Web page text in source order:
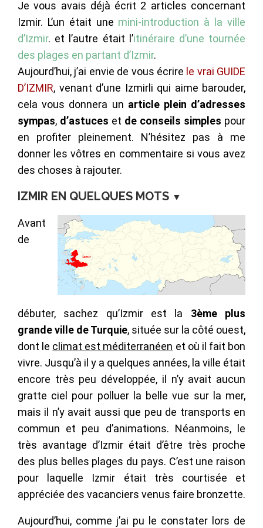
Je vous avais déjà écrit 2 articles concernant
Izmir. L’un était une mini-introduction à la ville
d’Izmir. et l’autre était l’itinéraire d’une tournée
des plages en partant d’Izmir.
Aujourd’hui, j’ai envie de vous écrire le vrai GUIDE
D’IZMIR, venant d’une Izmirli qui aime barouder,
cela vous donnera un article plein d’adresses
sympas, d’astuces et de conseils simples pour
en profiter pleinement. N’hésitez pas à me
donner les vôtres en commentaire si vous avez
des choses à rajouter.
IZMIR EN QUELQUES MOTS ▼
Avant
de
débuter, sachez qu’Izmir est la 3ème plus
grande ville de Turquie, située sur la côté ouest,
dont le climat est méditerranéen et où il fait bon
vivre. Jusqu’à il y a quelques années, la ville était
encore très peu développée, il n’y avait aucun
gratte ciel pour polluer la belle vue sur la mer,
mais il n’y avait aussi que peu de transports en
commun et peu d’animations. Néanmoins, le
très avantage d’Izmir était d’être très proche
des plus belles plages du pays. C’est une raison
pour laquelle Izmir était très courtisée et
appréciée des vacanciers venus faire bronzette.
Aujourd’hui, comme j’ai pu le constater lors de